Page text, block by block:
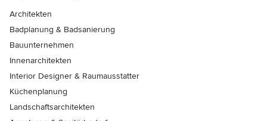
Architekten
Badplanung & Badsanierung
Bauunternehmen
Innenarchitekten
Interior Designer & Raumausstatter
Küchenplanung
Landschaftsarchitekten